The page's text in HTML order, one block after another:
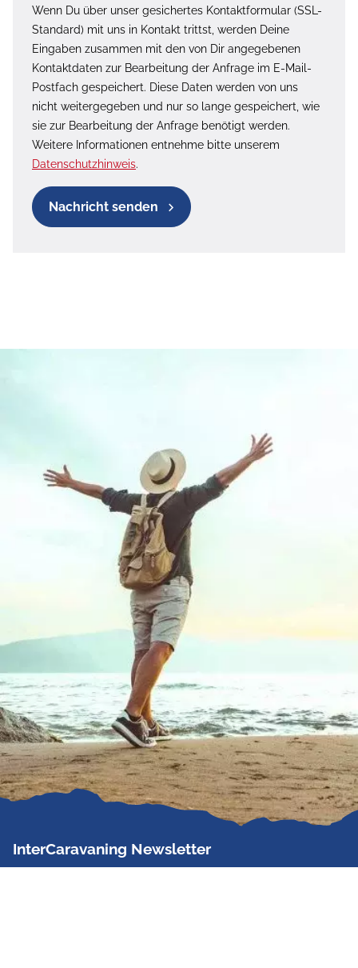
Wenn Du über unser gesichertes Kontaktformular (SSL-
Standard) mit uns in Kontakt trittst, werden Deine
Eingaben zusammen mit den von Dir angegebenen
Kontaktdaten zur Bearbeitung der Anfrage im E-Mail-
Postfach gespeichert. Diese Daten werden von uns
nicht weitergegeben und nur so lange gespeichert, wie
sie zur Bearbeitung der Anfrage benötigt werden.
Weitere Informationen entnehme bitte unserem
Datenschutzhinweis.
Nachricht senden
InterCaravaning Newsletter